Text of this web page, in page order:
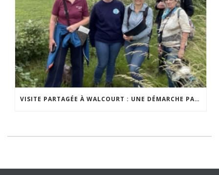
VISITE PARTAGÉE À WALCOURT : UNE DÉMARCHE PARTICIPATIVE ANIMÉE PAR ESPACE ENVIRONNEMENT